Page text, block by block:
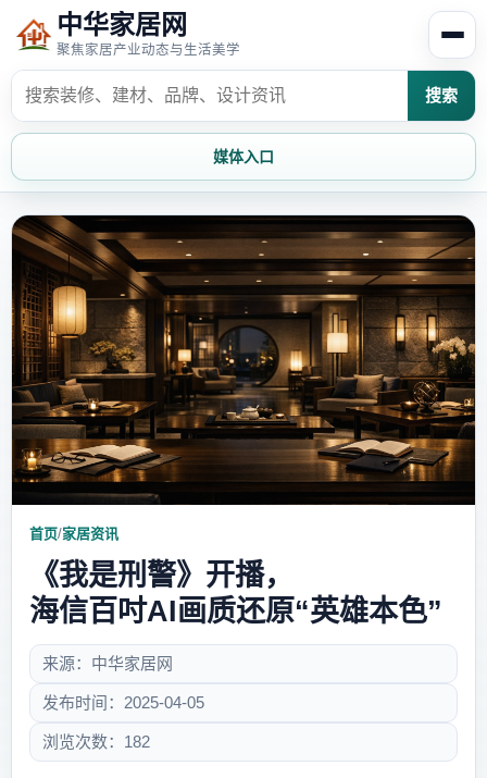
中华家居网
聚焦家居产业动态与生活美学
搜索
媒体入口
首页 家居资讯
家居风水 家居欣赏
时尚饰家 装修设计
家具知识 家居文化
家装攻略 创意家居
首页/家居资讯
《我是刑警》开播，
海信百吋AI画质还原“英雄本色”
来源：中华家居网
发布时间：2025-04-05
浏览次数：182